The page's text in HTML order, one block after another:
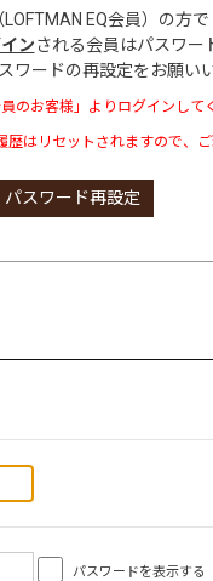
LOFTMAN EQ会員）の方で
ンされる会員はパスワー
ワードの再設定をお願い
お客様」よりログインして
はリセットされますので、ご
パスワード再設定
パスワードを表示する